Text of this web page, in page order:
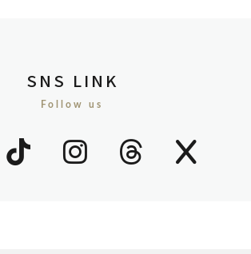
SNS LINK
Follow us